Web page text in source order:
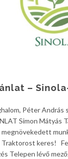
–
Péter András
Simon Mátyás
megnövekedett
keres!
Telepen lévő